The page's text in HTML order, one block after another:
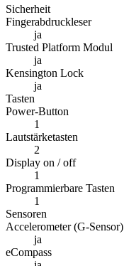
Sicherheit
Fingerabdruckleser
ja
Trusted Platform Modul
ja
Kensington Lock
ja
Tasten
Power-Button
1
Lautstärketasten
2
Display on / off
1
Programmierbare Tasten
1
Sensoren
Accelerometer (G-Sensor)
ja
eCompass